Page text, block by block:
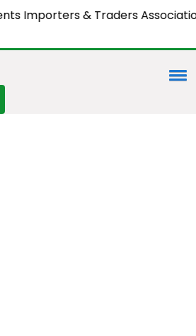
& Traders Association